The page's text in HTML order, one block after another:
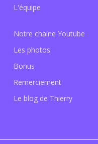
L'équipe
Notre chaine Youtube
Les photos
Bonus
Remerciement
Le blog de Thierry